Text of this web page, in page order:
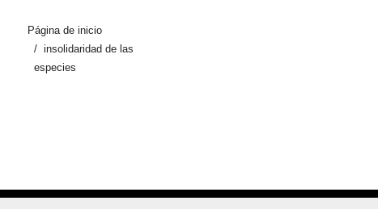
Página de inicio
insolidaridad de las
especies